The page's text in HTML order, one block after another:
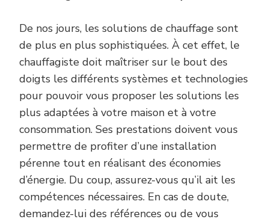
De nos jours, les solutions de chauffage sont
de plus en plus sophistiquées. À cet effet, le
chauffagiste doit maîtriser sur le bout des
doigts les différents systèmes et technologies
pour pouvoir vous proposer les solutions les
plus adaptées à votre maison et à votre
consommation. Ses prestations doivent vous
permettre de profiter d’une installation
pérenne tout en réalisant des économies
d’énergie. Du coup, assurez-vous qu’il ait les
compétences nécessaires. En cas de doute,
demandez-lui des références ou de vous